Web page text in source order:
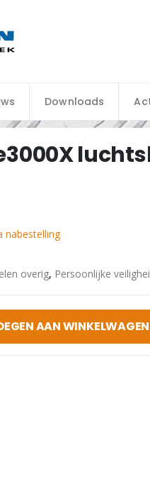
Downloads
nabestelling
overig, Persoonlijke
AAN WINKELWAGEN